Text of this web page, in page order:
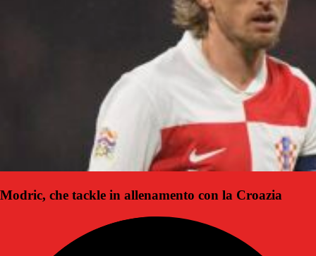
Modric, che tackle in allenamento con la Croazia